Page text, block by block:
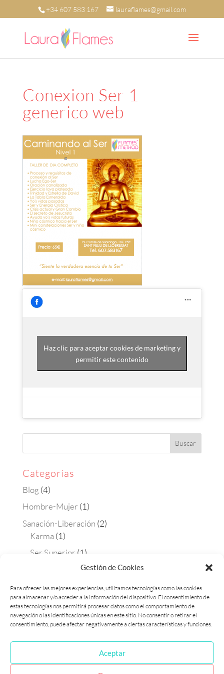
Gestión de Cookies
Para ofrecer las mejores experiencias, utilizamos tecnologías como las cookies
para almacenar y/o acceder a la información del dispositivo. El consentimiento de
estas tecnologías nos permitirá procesar datos como el comportamiento de
navegación o las identificaciones únicas en este sitio. No consentir o retirar el
consentimiento, puede afectar negativamente a ciertas características y funciones.
Aceptar
+34 607 583 167 lauraflames@gmail.com
Conexion Ser 1
generico web
Haz clic para aceptar cookies de marketing y
permitir este contenido
Categorías
Blog (4)
Hombre-Mujer (1)
Sanación-Liberación (2)
Karma (1)
Ser Superior (1)
Constelaciones(1)
Matrix Maestra(1)
Política de cookies (UE) Política de privacidad